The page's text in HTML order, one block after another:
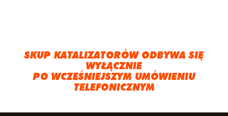
SKUP KATALIZATORÓW ODBYWA SIĘ
WYŁĄCZNIE
PO WCZEŚNIEJSZYM UMÓWIENIU
TELEFONICZNYM